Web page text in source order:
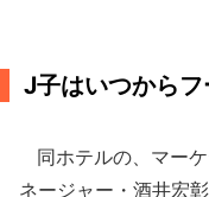
J子はいつから
同ホテルの、マー
ネージャー・酒井宏